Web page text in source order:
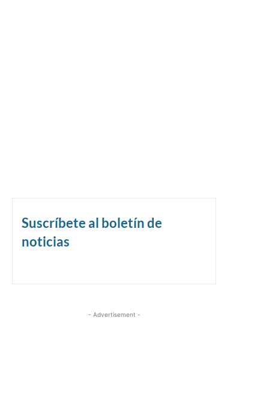
Suscríbete al boletín de
noticias
- Advertisement -